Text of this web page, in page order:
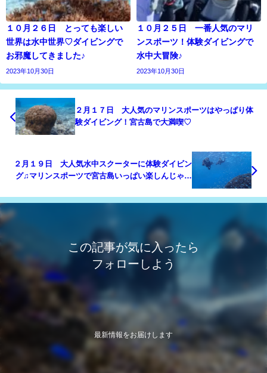
１０月２６日 とっても楽しい
世界は水中世界♡ダイビングで
お邪魔してきました♪
2023年10月30日
１０月２５日 一番人気のマリ
ンスポーツ！体験ダイビングで
水中大冒険♪
2023年10月30日
２月１７日 大人気のマリンスポーツはやっぱり体
験ダイビング！宮古島で大満喫♡
２月１９日 大人気水中スクーターに体験ダイビン
グ♫マリンスポーツで宮古島いっぱい楽しんじゃい
この記事が気に入ったら
フォローしよう
最新情報をお届けします